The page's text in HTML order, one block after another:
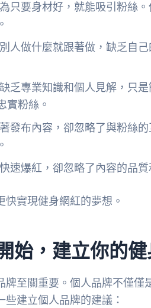
只要身材好，就能吸引粉絲
人做什麼就跟著做，缺乏自
乏專業知識和個人見解，只
實粉絲。
發布內容，卻忽略了與粉絲
速爆紅，卻忽略了內容的品質
實現健身網紅的夢想。
始，建立你的健
至關重要。個人品牌不僅僅
建立個人品牌的建議：